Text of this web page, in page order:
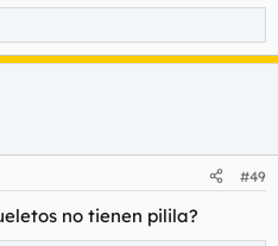
#49
no tienen pilila?